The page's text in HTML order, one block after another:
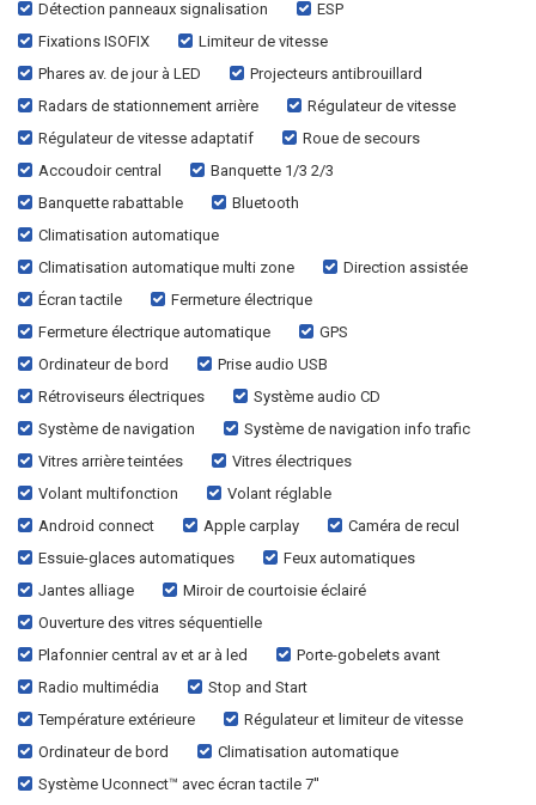
Détection panneaux signalisation
ESP
Fixations ISOFIX
Limiteur de vitesse
Phares av. de jour à LED
Projecteurs antibrouillard
Radars de stationnement arrière
Régulateur de vitesse
Régulateur de vitesse adaptatif
Roue de secours
Accoudoir central
Banquette 1/3 2/3
Banquette rabattable
Bluetooth
Climatisation automatique
Climatisation automatique multi zone
Direction assistée
Écran tactile
Fermeture électrique
Fermeture électrique automatique
GPS
Ordinateur de bord
Prise audio USB
Rétroviseurs électriques
Système audio CD
Système de navigation
Système de navigation info trafic
Vitres arrière teintées
Vitres électriques
Volant multifonction
Volant réglable
Android connect
Apple carplay
Caméra de recul
Essuie-glaces automatiques
Feux automatiques
Jantes alliage
Miroir de courtoisie éclairé
Ouverture des vitres séquentielle
Plafonnier central av et ar à led
Porte-gobelets avant
Radio multimédia
Stop and Start
Température extérieure
Régulateur et limiteur de vitesse
Ordinateur de bord
Climatisation automatique
Système Uconnect™ avec écran tactile 7''